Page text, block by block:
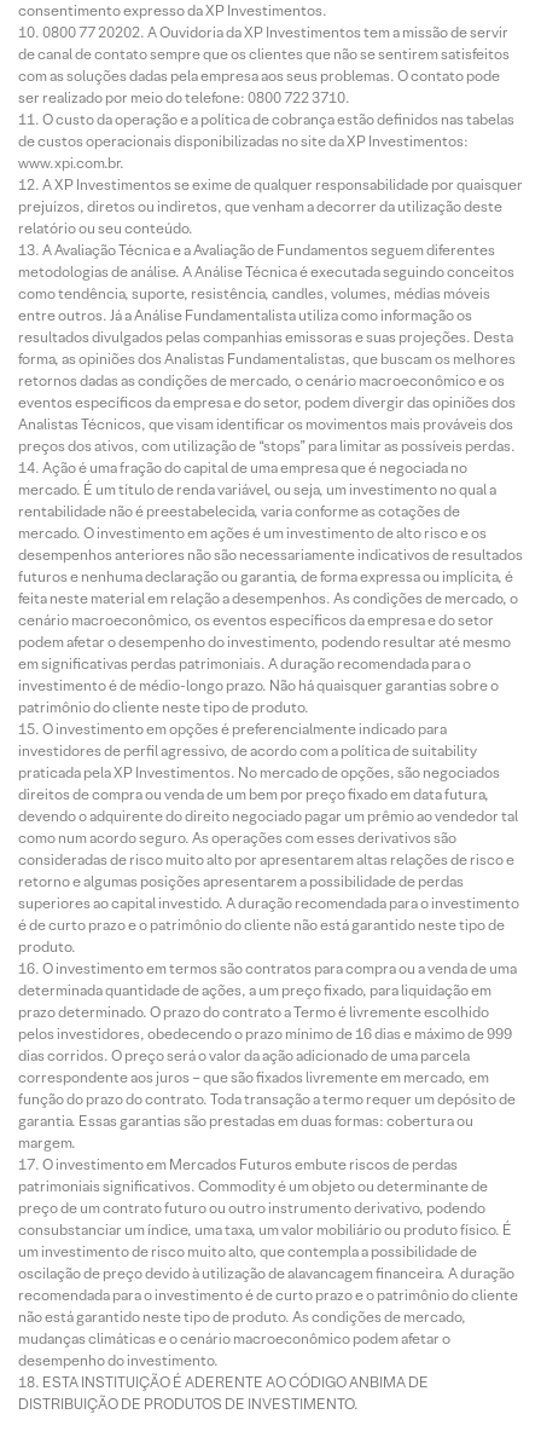
consentimento expresso da XP Investimentos.
0800 77 20202. A Ouvidoria da XP Investimentos tem a missão de servir
de canal de contato sempre que os clientes que não se sentirem satisfeitos
com as soluções dadas pela empresa aos seus problemas. O contato pode
ser realizado por meio do telefone: 0800 722 3710.
O custo da operação e a política de cobrança estão definidos nas tabelas
de custos operacionais disponibilizadas no site da XP Investimentos:
www.xpi.com.br.
A XP Investimentos se exime de qualquer responsabilidade por quaisquer
prejuízos, diretos ou indiretos, que venham a decorrer da utilização deste
relatório ou seu conteúdo.
A Avaliação Técnica e a Avaliação de Fundamentos seguem diferentes
metodologias de análise. A Análise Técnica é executada seguindo conceitos
como tendência, suporte, resistência, candles, volumes, médias móveis
entre outros. Já a Análise Fundamentalista utiliza como informação os
resultados divulgados pelas companhias emissoras e suas projeções. Desta
forma, as opiniões dos Analistas Fundamentalistas, que buscam os melhores
retornos dadas as condições de mercado, o cenário macroeconômico e os
eventos específicos da empresa e do setor, podem divergir das opiniões dos
Analistas Técnicos, que visam identificar os movimentos mais prováveis dos
preços dos ativos, com utilização de “stops” para limitar as possíveis perdas.
Ação é uma fração do capital de uma empresa que é negociada no
mercado. É um título de renda variável, ou seja, um investimento no qual a
rentabilidade não é preestabelecida, varia conforme as cotações de
mercado. O investimento em ações é um investimento de alto risco e os
desempenhos anteriores não são necessariamente indicativos de resultados
futuros e nenhuma declaração ou garantia, de forma expressa ou implícita, é
feita neste material em relação a desempenhos. As condições de mercado, o
cenário macroeconômico, os eventos específicos da empresa e do setor
podem afetar o desempenho do investimento, podendo resultar até mesmo
em significativas perdas patrimoniais. A duração recomendada para o
investimento é de médio-longo prazo. Não há quaisquer garantias sobre o
patrimônio do cliente neste tipo de produto.
O investimento em opções é preferencialmente indicado para
investidores de perfil agressivo, de acordo com a política de suitability
praticada pela XP Investimentos. No mercado de opções, são negociados
direitos de compra ou venda de um bem por preço fixado em data futura,
devendo o adquirente do direito negociado pagar um prêmio ao vendedor tal
como num acordo seguro. As operações com esses derivativos são
consideradas de risco muito alto por apresentarem altas relações de risco e
retorno e algumas posições apresentarem a possibilidade de perdas
superiores ao capital investido. A duração recomendada para o investimento
é de curto prazo e o patrimônio do cliente não está garantido neste tipo de
produto.
O investimento em termos são contratos para compra ou a venda de uma
determinada quantidade de ações, a um preço fixado, para liquidação em
prazo determinado. O prazo do contrato a Termo é livremente escolhido
pelos investidores, obedecendo o prazo mínimo de 16 dias e máximo de 999
dias corridos. O preço será o valor da ação adicionado de uma parcela
correspondente aos juros – que são fixados livremente em mercado, em
função do prazo do contrato. Toda transação a termo requer um depósito de
garantia. Essas garantias são prestadas em duas formas: cobertura ou
margem.
O investimento em Mercados Futuros embute riscos de perdas
patrimoniais significativos. Commodity é um objeto ou determinante de
preço de um contrato futuro ou outro instrumento derivativo, podendo
consubstanciar um índice, uma taxa, um valor mobiliário ou produto físico. É
um investimento de risco muito alto, que contempla a possibilidade de
oscilação de preço devido à utilização de alavancagem financeira. A duração
recomendada para o investimento é de curto prazo e o patrimônio do cliente
não está garantido neste tipo de produto. As condições de mercado,
mudanças climáticas e o cenário macroeconômico podem afetar o
desempenho do investimento.
ESTA INSTITUIÇÃO É ADERENTE AO CÓDIGO ANBIMA DE
DISTRIBUIÇÃO DE PRODUTOS DE INVESTIMENTO.